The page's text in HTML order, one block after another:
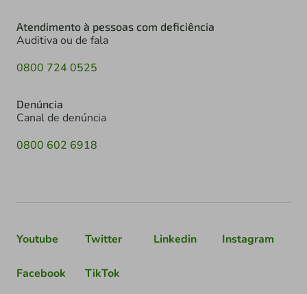
Atendimento à pessoas com deficiência
Auditiva ou de fala
0800 724 0525
Denúncia
Canal de denúncia
0800 602 6918
Youtube Twitter Linkedin Instagram
Facebook TikTok